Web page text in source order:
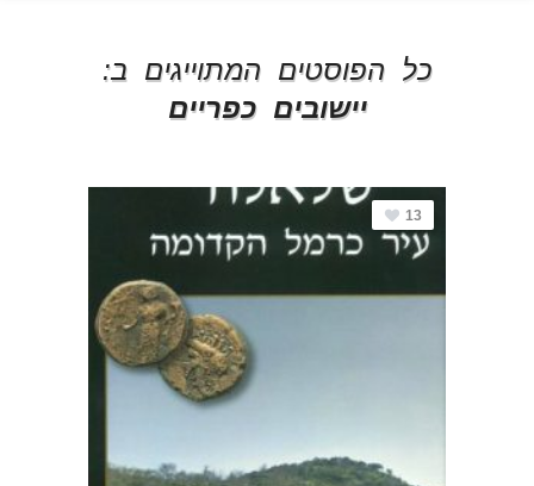
כל הפוסטים המתוייגים ב:
יישובים כפריים
13